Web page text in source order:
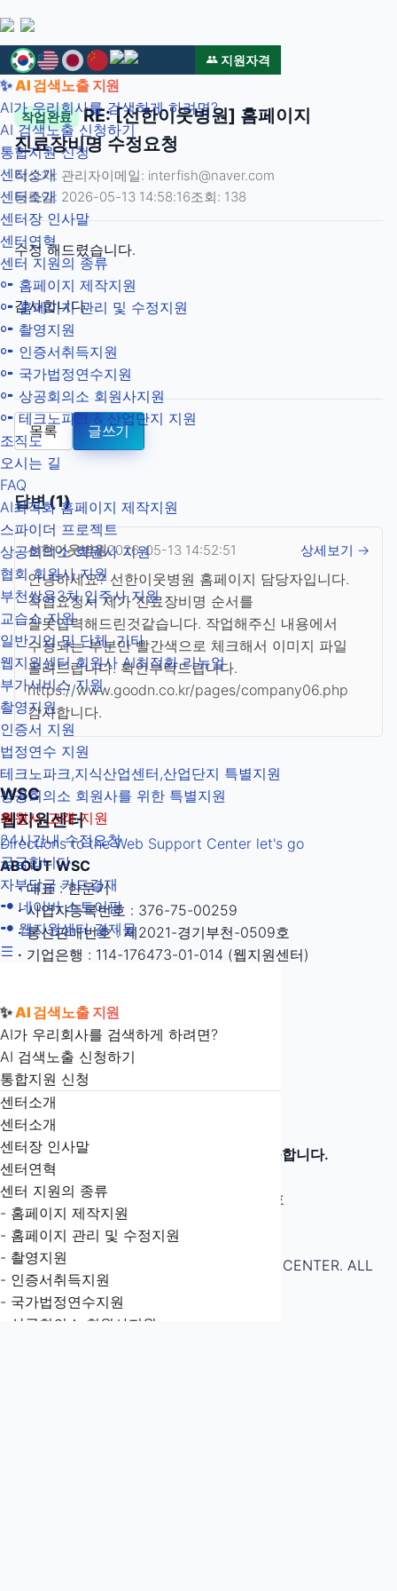
웹
지
원
센
터
-
반
응
형
홈
페
이
지
제
작
지
원
및
A
I
검
색
최
적
화
(
A
I
O
유
튜
브
바
로
가
기
웹
원
센
터
블
로
지원자격
AI 검색노출 지원
AI가 우리회사를 검색하게 하려면?
AI 검색노출 신청하기
통합지원 신청
센터소개
센터소개
센터장 인사말
센터연혁
센터 지원의 종류
홈페이지 제작지원
홈페이지 관리 및 수정지원
촬영지원
인증서취득지원
국가법정연수지원
상공회의소 회원사지원
테크노파크 & 산업단지 지원
조직도
오시는 길
FAQ
AI최적화 홈페이지 제작지원
스파이더 프로젝트
상공회의소 회원사 지원
협회 회원사 지원
부천쌍용3차 입주사 지원
교습소 지원
일반기업 및 단체, 기타
웹지원센터 회원사 AI최적화 리뉴얼
부가서비스 지원
촬영지원
인증서 지원
법정연수 지원
테크노파크,지식산업센터,산업단지 특별지원
상공회의소 회원사를 위한 특별지원
회원사 고객 지원
24시간내 수정요청
궁금합니다
자부담금 카드결재
네이버 스토어팜
웹지원센터 결제몰
S
E
M
A
P
체
메
뉴
열
기
전
체
메
뉴
AI 검색노출 지원
AI가 우리회사를 검색하게 하려면?
AI 검색노출 신청하기
통합지원 신청
센터소개
센터소개
센터장 인사말
센터연혁
센터 지원의 종류
- 홈페이지 제작지원
- 홈페이지 관리 및 수정지원
- 촬영지원
- 인증서취득지원
- 국가법정연수지원
- 상공회의소 회원사지원
작업완료 RE: [선한이웃병원] 홈페이지
진료장비명 수정요청
작성자: 관리자이메일: interfish@naver.com
등록일: 2026-05-13 14:58:16조회: 138
수정 해드렸습니다.
감사합니다.
목록 글쓰기
답변 (1)
선한이웃병원2026-05-13 14:52:51 상세보기 →
안녕하세요? 선한이웃병원 홈페이지 담당자입니다.
작업요청시 제가 진료장비명 순서를
잘못입력해드린것같습니다. 작업해주신 내용에서
수정되는 부분만 빨간색으로 체크해서 이미지 파일
올려드립니다. 확인부탁드립니다.
https://www.goodn.co.kr/pages/company06.php
감사합니다.
웹
지
원
센
터
락
처
및
회
사
정
보
WSC
웹지원센터
Directions to the Web Support Center let's go
i
n
o
a
t
i
o
n
ABOUT WSC
·대표 : 한문기
·사업자등록번호 : 376-75-00259
·통신판매번호 : 제2021-경기부천-0509호
· 기업은행 : 114-176473-01-014 (웹지원센터)
related links
대표상담전화 :032-323-8366
수정문의 : 032-323-8356
법정연수 : 032-323-8323
법무센터 : 032-465-7251
컨소시엄센터 : 070-4740-9699
4.5일제 근무로 금요일은 오전만 상담이 가능합니다.
DIRECTIONS
경기도 부천시 조마루로 385번길 92, 1201호
(원미동, 부천테크노밸리 U1센터)
location organization
COPYRIGHT© 2018-2026 WEB SUPPORT CENTER. ALL
RIGHTS RESERVED.
위